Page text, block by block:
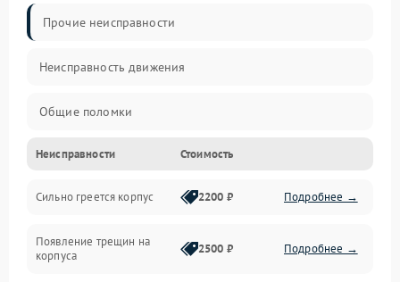
Прочие неисправности
Неисправность движения
Общие поломки
Неисправность датчиков
Неисправность программного обеспечения
Проблемы с сигналом
Неисправности Стоимость
Сильно греется корпус 2200 ₽ Подробнее →
Появление трещин на
корпуса
2500 ₽ Подробнее →